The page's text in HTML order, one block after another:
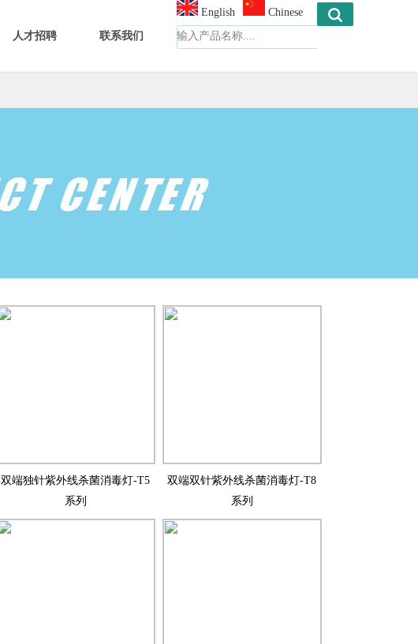
English
Chinese
人才招聘 联系我们
双端独针紫外线杀菌消毒灯-T5
系列
双端双针紫外线杀菌消毒灯-T8
系列